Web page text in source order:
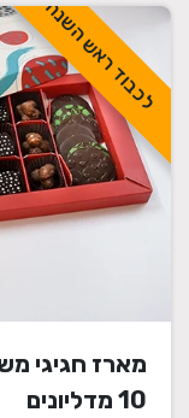
לכבוד ראש השנה
10 מדליונים